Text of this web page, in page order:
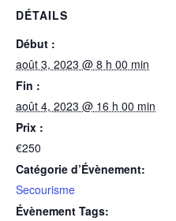
DÉTAILS
Début :
août 3, 2023 @ 8 h 00 min
Fin :
août 4, 2023 @ 16 h 00 min
Prix :
€250
Catégorie d’Évènement:
Secourisme
Évènement Tags: